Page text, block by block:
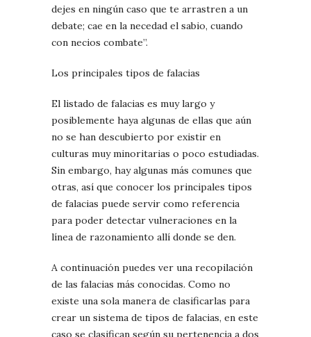
dejes en ningún caso que te arrastren a un
debate; cae en la necedad el sabio, cuando
con necios combate”.
Los principales tipos de falacias
El listado de falacias es muy largo y
posiblemente haya algunas de ellas que aún
no se han descubierto por existir en
culturas muy minoritarias o poco estudiadas.
Sin embargo, hay algunas más comunes que
otras, así que conocer los principales tipos
de falacias puede servir como referencia
para poder detectar vulneraciones en la
línea de razonamiento allí donde se den.
A continuación puedes ver una recopilación
de las falacias más conocidas. Como no
existe una sola manera de clasificarlas para
crear un sistema de tipos de falacias, en este
caso se clasifican según su pertenencia a dos